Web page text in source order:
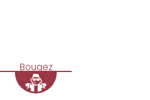
Bougez